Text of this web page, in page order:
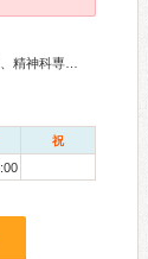
祝